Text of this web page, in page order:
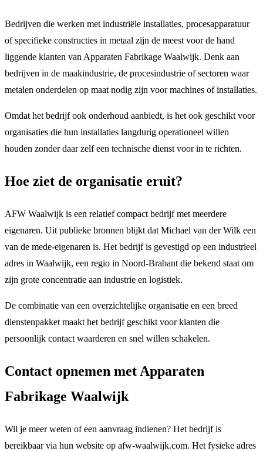
Bedrijven die werken met industriële installaties, procesapparatuur
of specifieke constructies in metaal zijn de meest voor de hand
liggende klanten van Apparaten Fabrikage Waalwijk. Denk aan
bedrijven in de maakindustrie, de procesindustrie of sectoren waar
metalen onderdelen op maat nodig zijn voor machines of installaties.
Omdat het bedrijf ook onderhoud aanbiedt, is het ook geschikt voor
organisaties die hun installaties langdurig operationeel willen
houden zonder daar zelf een technische dienst voor in te richten.
Hoe ziet de organisatie eruit?
AFW Waalwijk is een relatief compact bedrijf met meerdere
eigenaren. Uit publieke bronnen blijkt dat Michael van der Wilk een
van de mede-eigenaren is. Het bedrijf is gevestigd op een industrieel
adres in Waalwijk, een regio in Noord-Brabant die bekend staat om
zijn grote concentratie aan industrie en logistiek.
De combinatie van een overzichtelijke organisatie en een breed
dienstenpakket maakt het bedrijf geschikt voor klanten die
persoonlijk contact waarderen en snel willen schakelen.
Contact opnemen met Apparaten
Fabrikage Waalwijk
Wil je meer weten of een aanvraag indienen? Het bedrijf is
bereikbaar via hun website op afw-waalwijk.com. Het fysieke adres